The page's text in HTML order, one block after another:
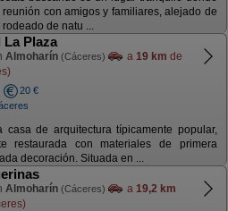
con amigos y familiares, alejado de
de natu ...
La Plaza
Almoharín (Cáceres) a 19 km de
20 €
casa de arquitectura típicamente popular,
restaurada con materiales de primera
decoración. Situada en ...
Almoharín (Cáceres) a 19,2 km